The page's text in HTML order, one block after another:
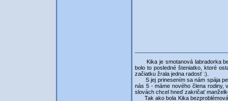
Kika je smotanová labradorka
bolo to posledné šteniatko, ktoré
začiatku žrala jedna radosť :).
S jej prinesením sa nám spája
nás 5 - máme nového člena rodiny,
slovách chcel hneď zakričať
Tak ako bola Kika bezproblémová